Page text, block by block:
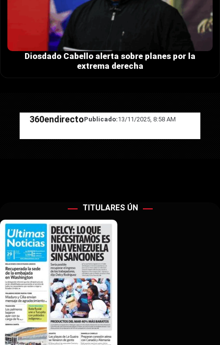
Diosdado Cabello alerta sobre planes por la
extrema derecha
360endirectoPublicado:13/11/2025, 8:58 AM
TITULARES ÚN